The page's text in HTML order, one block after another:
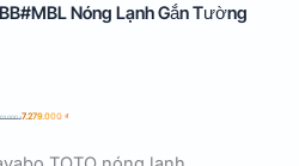
Nóng Lạnh Gắn Tường
₫7.279.000₫